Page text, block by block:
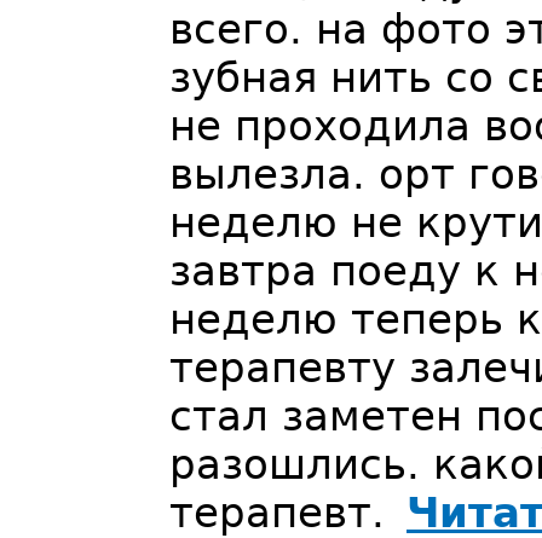
всего. на фото
зубная нить со
не проходила
вылезла. орт
неделю не
завтра поеду к
неделю теперь
терапевту
стал заметен
разошлись.
терапевт.